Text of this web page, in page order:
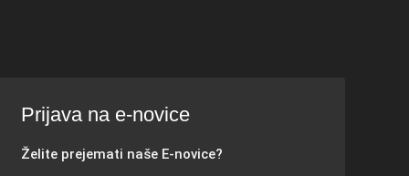
Prijava na e-novice
Želite prejemati naše E-novice?